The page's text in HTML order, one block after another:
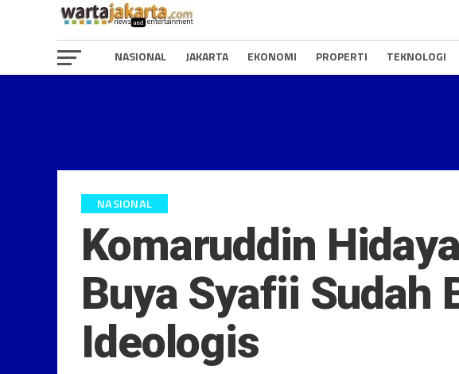
NASIONAL JAKARTA EKONOMI PROPERTI TEKNOLOGI
NASIONAL
Komaruddin
Buya Syafii Sudah
Ideologis